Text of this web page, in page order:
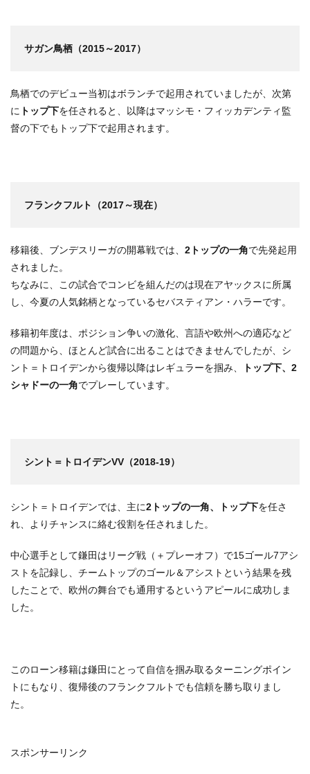
サガン鳥栖（2015～2017）
鳥栖でのデビュー当初はボランチで起用されていましたが、次第
に トップ下を任されると、以降はマッシモ・フィッカデンティ監
督の下でもトップ下で起用されます。
フランクフルト（2017～現在）
移籍後、ブンデスリーガの開幕戦では、 2トップの一角で先発起用
されました。
ちなみに、この試合でコンビを組んだのは現在アヤックスに所属
し、今夏の人気銘柄となっているセバスティアン・ハラーです。
移籍初年度は、ポジション争いの激化、言語や欧州への適応など
の問題から、ほとんど試合に出ることはできませんでしたが、シ
ント＝トロイデンから復帰以降はレギュラーを掴み、
トップ下、2
シャドーの一角でプレーしています。
シント＝トロイデンVV（2018-19）
シント＝トロイデンでは、主に2トップの一角、トップ下を任さ
れ、よりチャンスに絡む役割を任されました。
中心選手として鎌田はリーグ戦（＋プレーオフ）で15ゴール7アシ
ストを記録し、チームトップのゴール＆アシストという結果を残
したことで、欧州の舞台でも通用するというアピールに成功しま
した。
このローン移籍は鎌田にとって自信を掴み取るターニングポイン
トにもなり、復帰後のフランクフルトでも信頼を勝ち取りまし
た。
スポンサーリンク